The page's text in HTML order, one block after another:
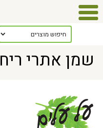
> שמן אתרי ריחן – 500 גר
שמן אתרי ריחן –